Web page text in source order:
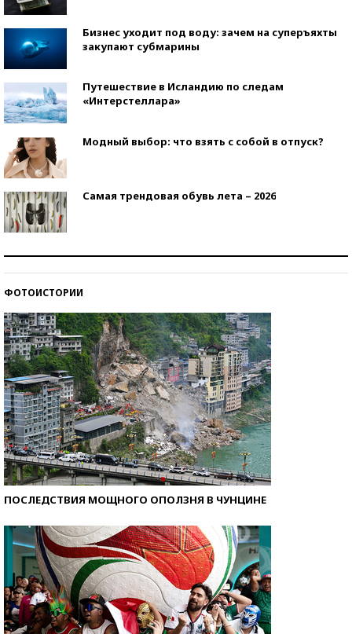
Бизнес уходит под воду: зачем на суперъяхты
закупают субмарины
Путешествие в Исландию по следам
«Интерстеллара»
Модный выбор: что взять с собой в отпуск?
Самая трендовая обувь лета – 2026
ФОТОИСТОРИИ
ПОСЛЕДСТВИЯ МОЩНОГО ОПОЛЗНЯ В ЧУНЦИНЕ